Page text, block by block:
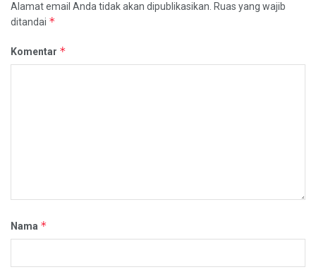
Alamat email Anda tidak akan dipublikasikan. Ruas yang wajib
ditandai *
Komentar *
Nama *